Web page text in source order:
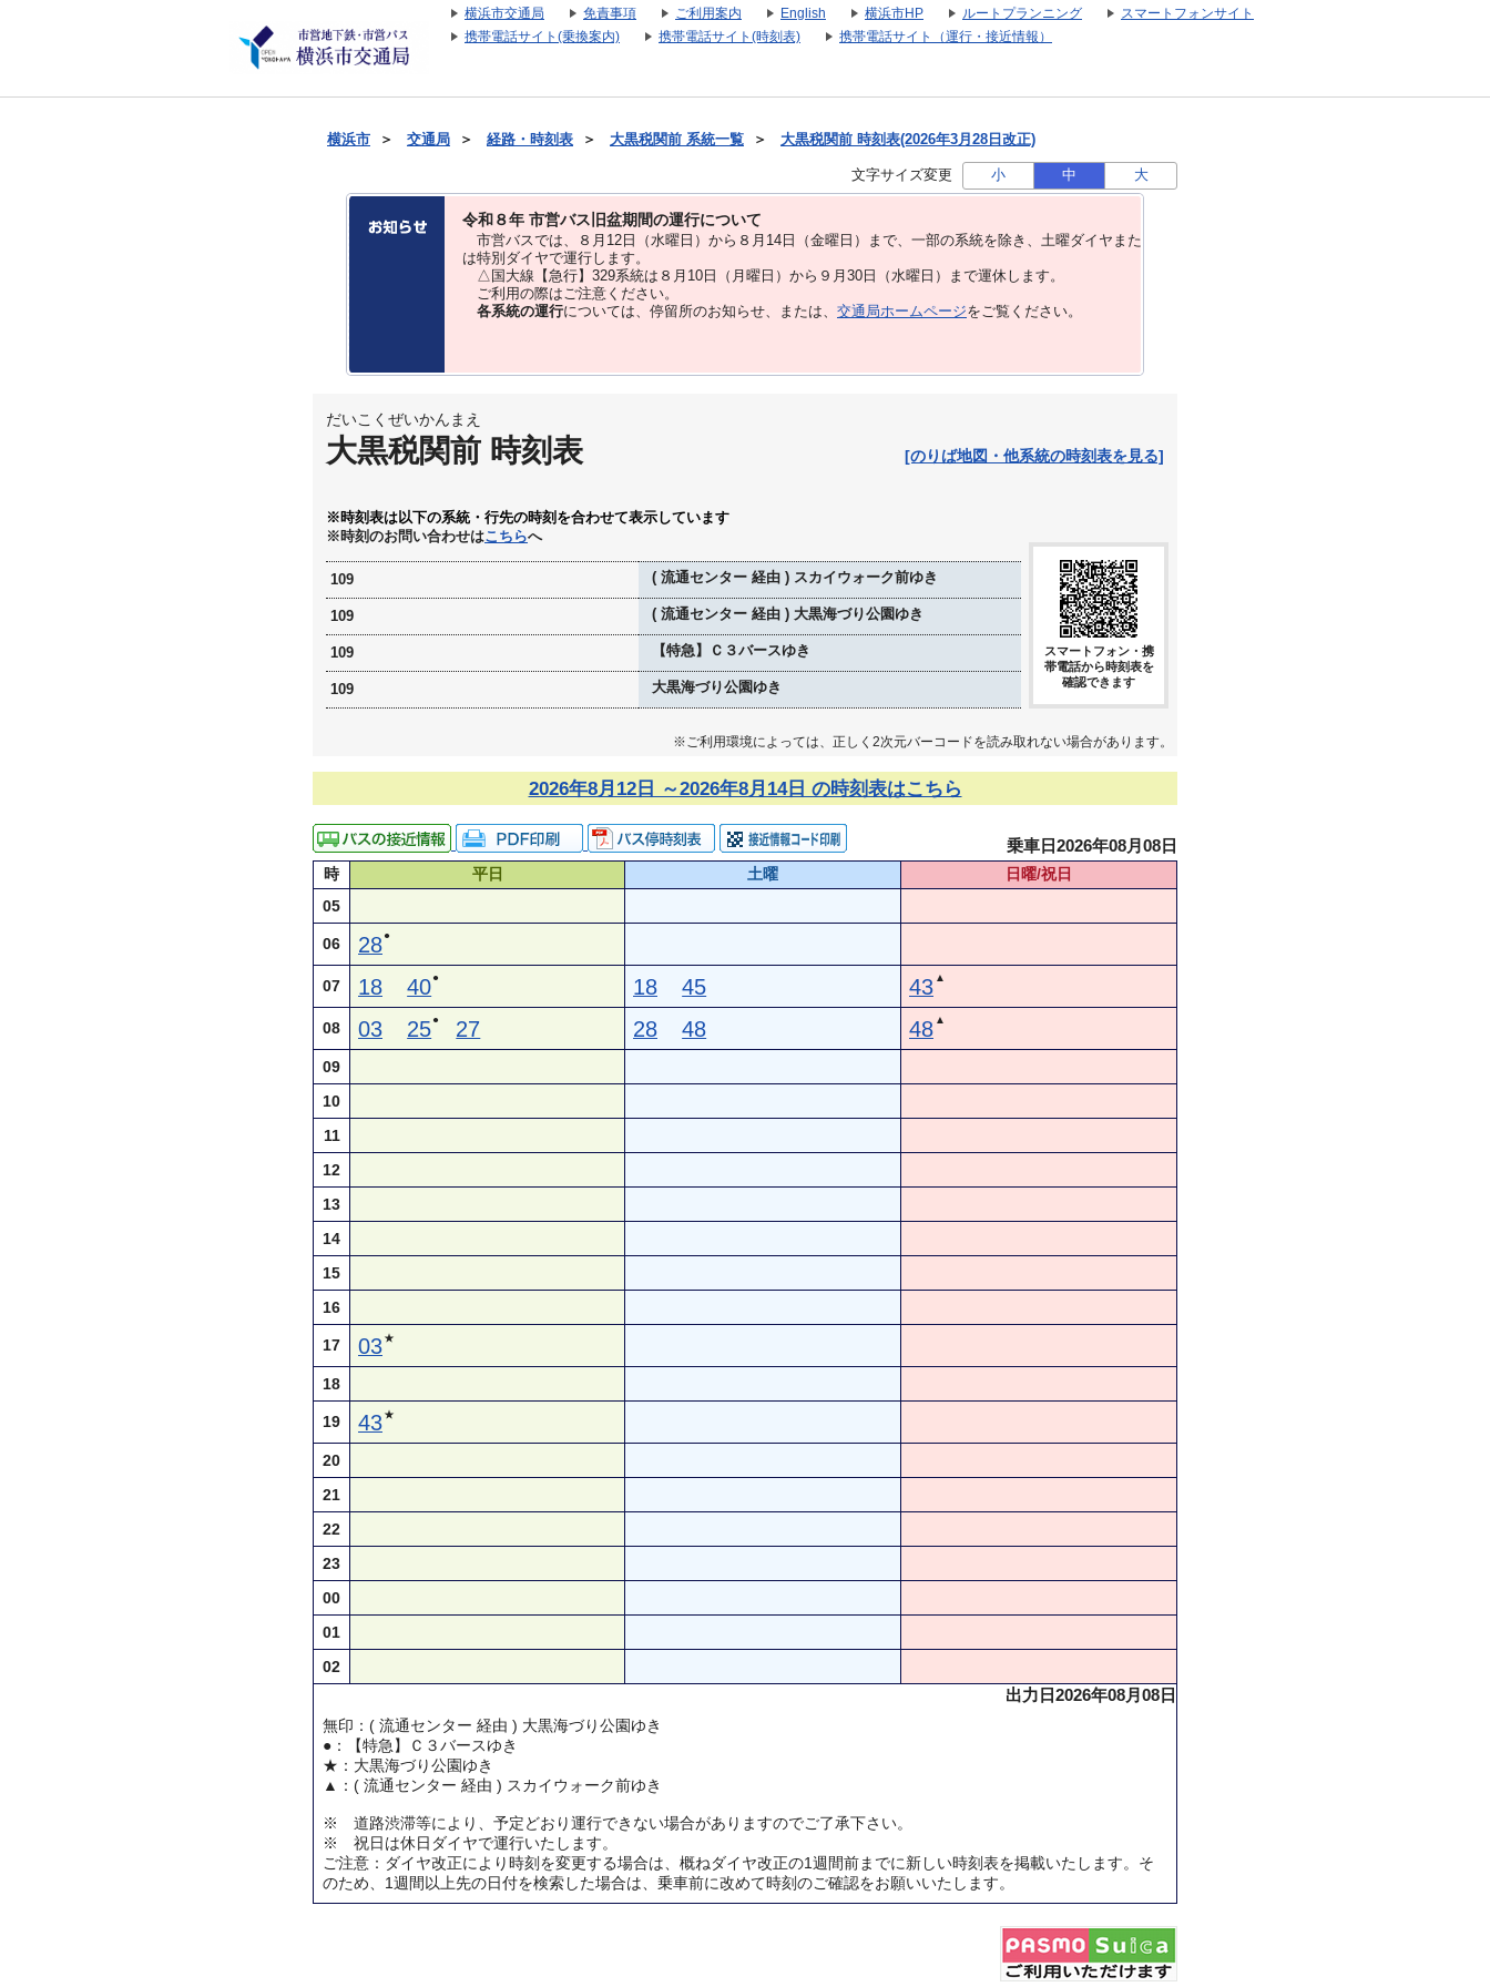
横浜市交通局 免責事項 ご利用案内 English 横浜市HP ルートプランニング
スマートフォンサイト
携帯電話サイト(乗換案内)
携帯電話サイト(時刻表) 携帯電話サイト（運行・接近情報）
横浜市 ＞ 交通局 ＞ 経路・時刻表 ＞ 大黒税関前 系統一覧 ＞ 大黒税関前 時刻表(2026年3月28日改正)
文字サイズ変更 小 中 大
令和８年 市営バス旧盆期間の運行について
市営バスでは、８⽉12⽇（水曜日）から８⽉14⽇（金曜日）まで、⼀部の系統を除き、⼟曜ダイヤまた
は特別ダイヤで運⾏します。
△国大線【急行】329系統は８月10日（月曜日）から９月30日（水曜日）まで運休します。
ご利用の際はご注意ください。
各系統の運行については、停留所のお知らせ、または、 交通局ホームページをご覧ください。
だいこくぜいかんまえ
大黒税関前 時刻表 [のりば地図・他系統の時刻表を見る]
※時刻表は以下の系統・行先の時刻を合わせて表示しています
※時刻のお問い合わせはこちらへ
109 ( 流通センター 経由 ) スカイウォーク前ゆき
109 ( 流通センター 経由 ) 大黒海づり公園ゆき
109 【特急】Ｃ３バースゆき
109 大黒海づり公園ゆき
スマートフォン・携
帯電話から時刻表を
確認できます
※ご利用環境によっては、正しく2次元バーコードを読み取れない場合があります。
2026年8月12日 ～2026年8月14日 の時刻表はこちら
乗車日2026年08月08日
時 平日 土曜
日曜/祝日
05
06 28●
07 18 40● 18 45 43 ▲
08 03 25● 27 28 48 48 ▲
09
10
11
12
13
14
15
16
17 03★
18
19 43★
20
21
22
23
00
01
02
出力日2026年08月08日
無印：( 流通センター 経由 ) 大黒海づり公園ゆき
●：【特急】Ｃ３バースゆき
★：大黒海づり公園ゆき
▲：( 流通センター 経由 ) スカイウォーク前ゆき
※ 道路渋滞等により、予定どおり運行できない場合がありますのでご了承下さい。
※ 祝日は休日ダイヤで運行いたします。
ご注意：ダイヤ改正により時刻を変更する場合は、概ねダイヤ改正の1週間前までに新しい時刻表を掲載いたします。そ
のため、1週間以上先の日付を検索した場合は、乗車前に改めて時刻のご確認をお願いいたします。